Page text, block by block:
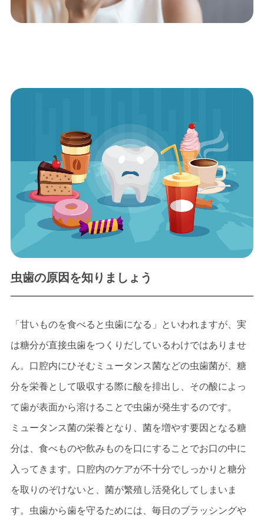
虫歯の原因を知りましょう
「甘いものを食べると虫歯になる」といわれますが、実
は糖分が直接虫歯をつくりだしているわけではありませ
ん。口腔内にひそむミュータンス菌などの虫歯菌が、糖
分を栄養として吸収する際に酸を排出し、その酸によっ
て歯が表面から溶けることで虫歯が発生するのです。
ミュータンス菌の栄養となり、菌を増やす要因となる糖
分は、食べものや飲みものを口にすることでお口の中に
入ってきます。口腔内のケアが不十分でしっかりと糖分
を取りのぞけないと、菌が繁殖し活発化してしまいま
す。虫歯から歯を守るためには、毎日のブラッシングや